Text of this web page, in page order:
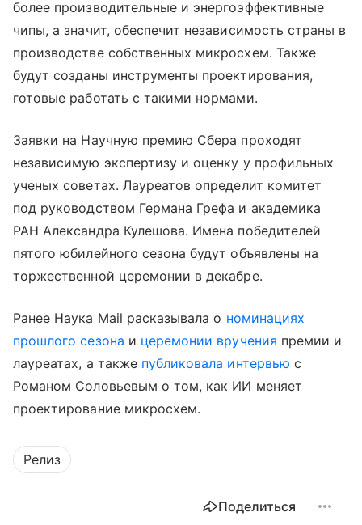
более производительные и энергоэффективные
чипы, а значит, обеспечит независимость страны в
производстве собственных микросхем. Также
будут созданы инструменты проектирования,
готовые работать с такими нормами.
Заявки на Научную премию Сбера проходят
независимую экспертизу и оценку у профильных
ученых советах. Лауреатов определит комитет
под руководством Германа Грефа и академика
РАН Александра Кулешова. Имена победителей
пятого юбилейного сезона будут объявлены на
торжественной церемонии в декабре.
Ранее Наука Mail расказывала о номинациях
прошлого сезона и церемонии вручения премии и
лауреатах, а также публиковала интервью с
Романом Соловьевым о том, как ИИ меняет
проектирование микросхем.
Релиз
Поделиться